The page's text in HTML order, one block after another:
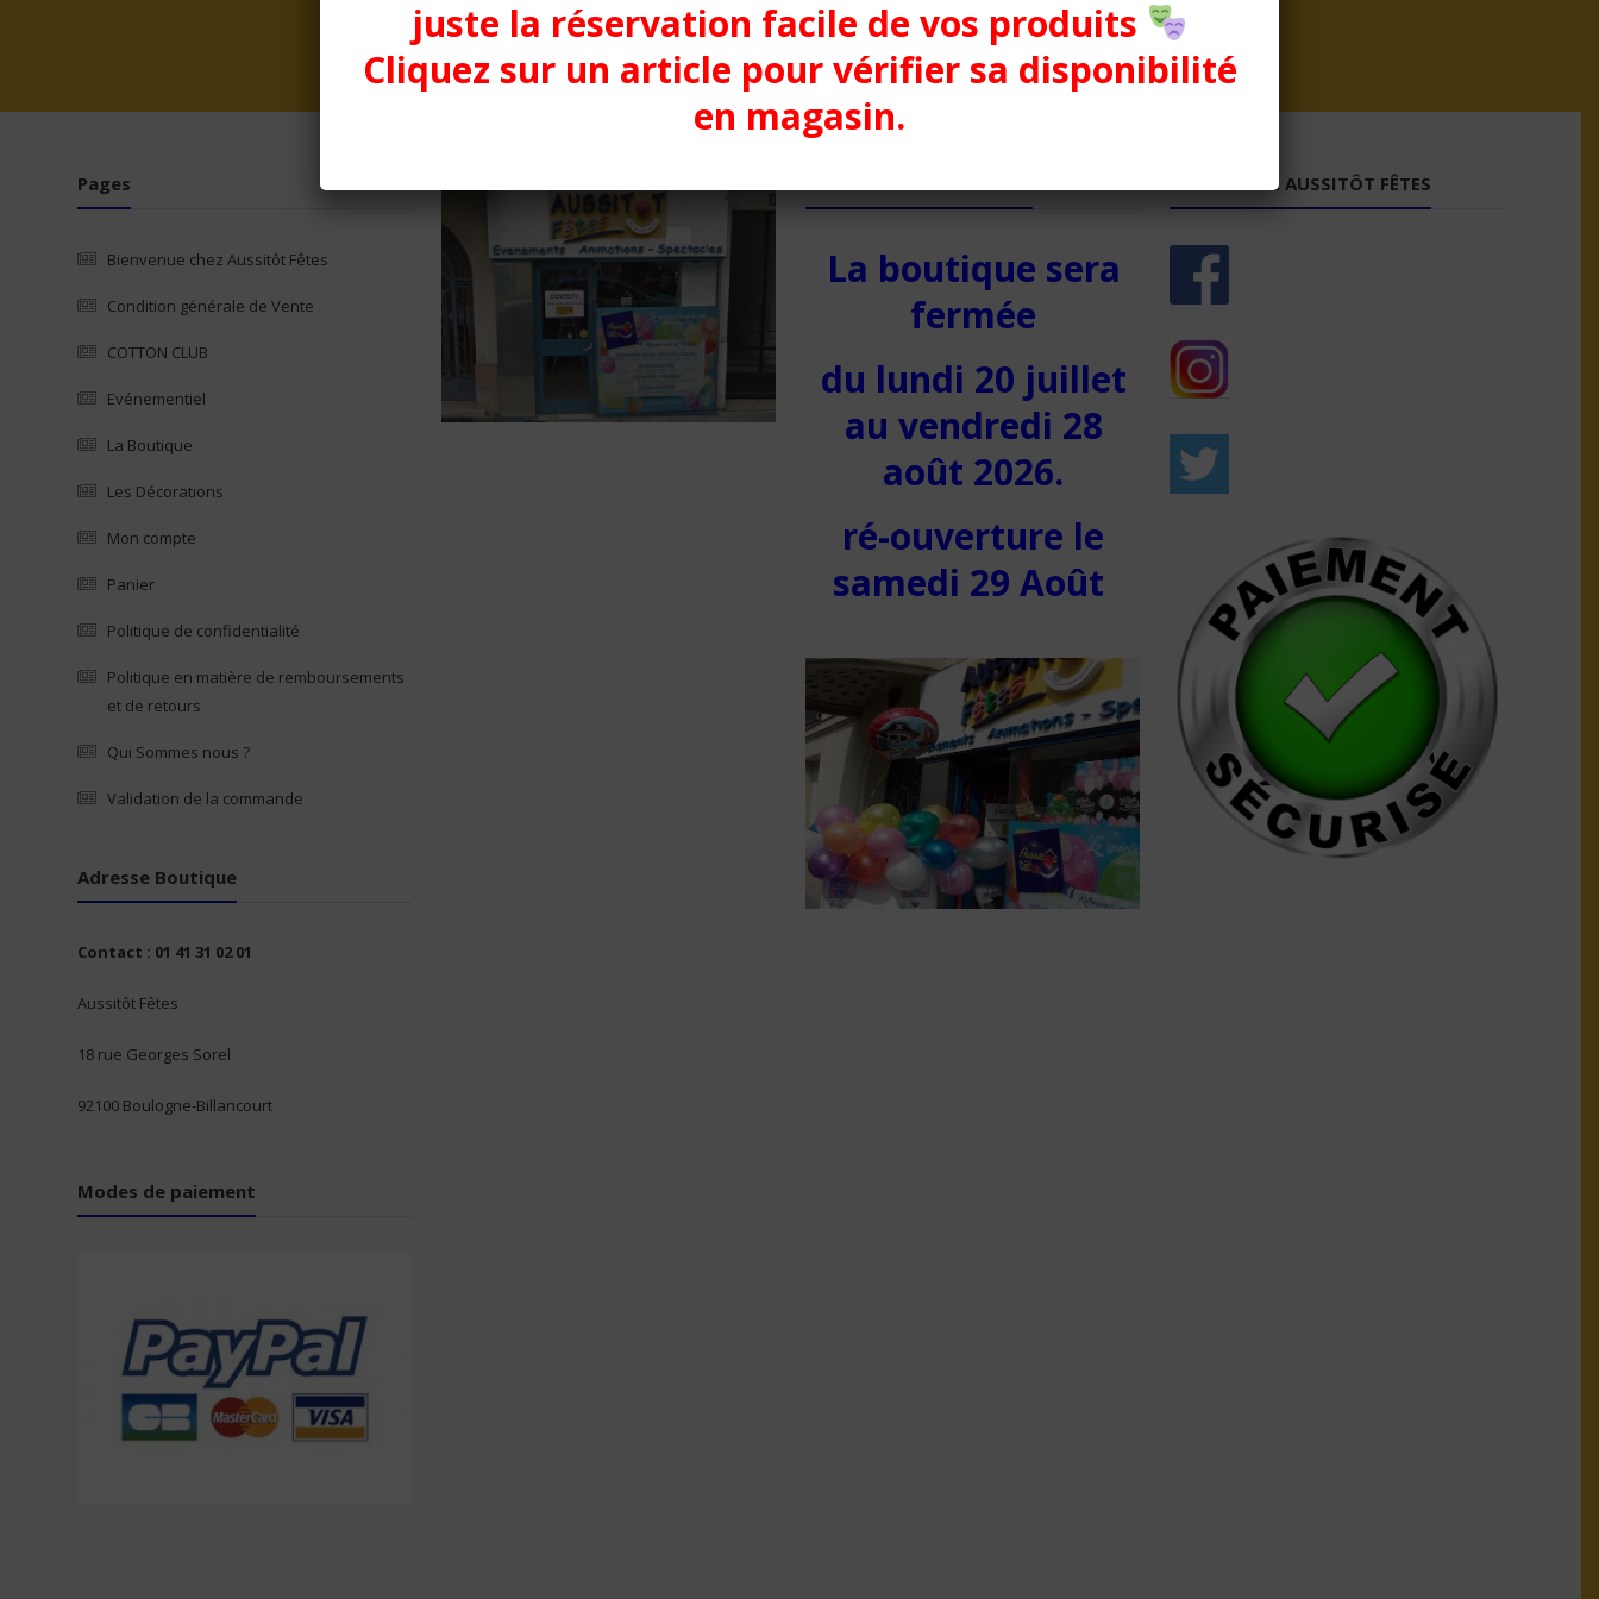
Pages
Bienvenue chez Aussitôt Fêtes
Condition générale de Vente
COTTON CLUB
Evénementiel
La Boutique
Les Décorations
Mon compte
Panier
Politique de confidentialité
Politique en matière de remboursements
et de retours
Qui Sommes nous ?
Validation de la commande
Adresse Boutique
Contact : 01 41 31 02 01
Aussitôt Fêtes
18 rue Georges Sorel
92100 Boulogne-Billancourt
Modes de paiement
La boutique sera
fermée
du lundi 20 juillet
au vendredi 28
août 2026.
ré-ouverture le
samedi 29 Août
VOUS AIMEZ AUSSITÔT FÊTES
juste la réservation facile de vos produits
Cliquez sur un article pour vérifier sa disponibilité
en magasin.